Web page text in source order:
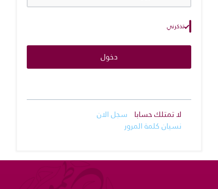
تذكرني
دخول
لا تمتلك حسابا سجل الان
نسيان كلمة المرور